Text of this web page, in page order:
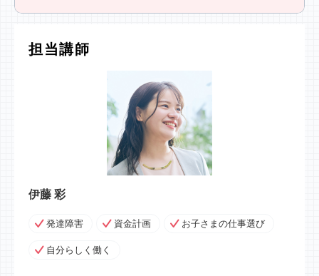
担当講師
伊藤 彩
発達障害 資金計画 お子さまの仕事選び
自分らしく働く